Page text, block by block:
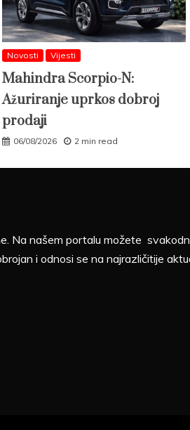
Novosti Vijesti
Mahindra Scorpio-N:
Ažuriranje uprkos dobroj
prodaji
06/08/2026 2 min read
Na našem portalu možete
i odnosi se na najrazličitije